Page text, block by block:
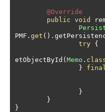
@Override
public void
PMF . get ().
try
{
etObjectById (Memo .
}
}
}
}